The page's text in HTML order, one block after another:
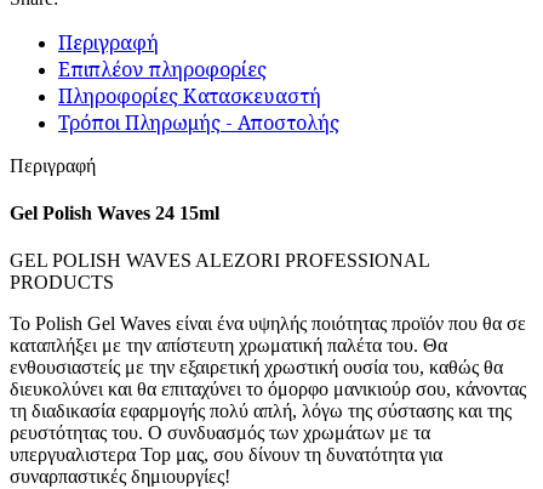
Περιγραφή
Επιπλέον πληροφορίες
Πληροφορίες Κατασκευαστή
Τρόποι Πληρωμής - Αποστολής
Περιγραφή
Gel Polish Waves 24 15ml
GEL POLISH WAVES ALEZORI PROFESSIONAL
PRODUCTS
Το Polish Gel Waves είναι ένα υψηλής ποιότητας προϊόν που θα σε
καταπλήξει με την απίστευτη χρωματική παλέτα του. Θα
ενθουσιαστείς με την εξαιρετική χρωστική ουσία του, καθώς θα
διευκολύνει και θα επιταχύνει το όμορφο μανικιούρ σου, κάνοντας
τη διαδικασία εφαρμογής πολύ απλή, λόγω της σύστασης και της
ρευστότητας του. Ο συνδυασμός των χρωμάτων με τα
υπεργυαλιστερα Top μας, σου δίνουν τη δυνατότητα για
συναρπαστικές δημιουργίες!